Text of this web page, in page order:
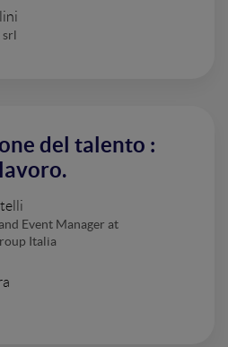
srl
del talento :
Event Manager at
Italia